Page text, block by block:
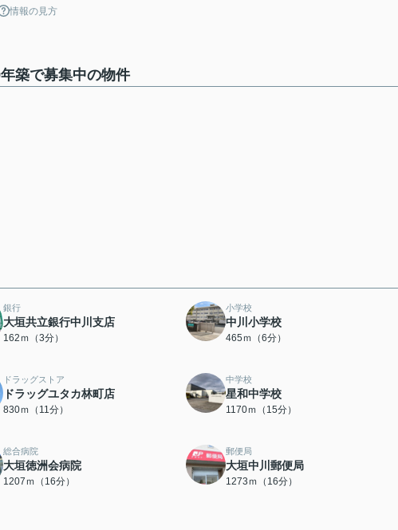
情報の見方
築で募集中の物件
銀行
大垣共立銀行中川支店
162ｍ（3分）
小学校
中川小学校
465ｍ（6分）
ドラッグストア
ドラッグユタカ林町店
830ｍ（11分）
中学校
星和中学校
1170ｍ（15分）
総合病院
大垣徳洲会病院
1207ｍ（16分）
郵便局
大垣中川郵便局
1273ｍ（16分）